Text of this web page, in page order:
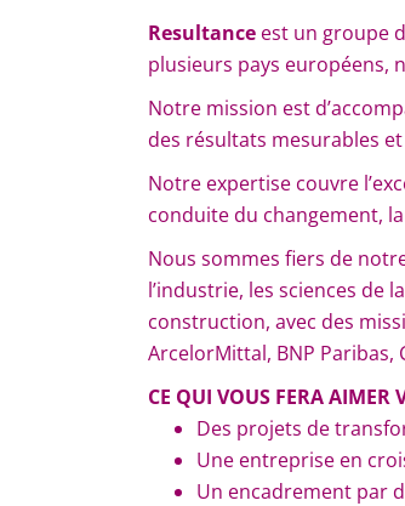
Resultance est un groupe
plusieurs pays européens,
Notre mission est
des résultats mesurables
Notre expertise couvre
conduite du changement,
Nous sommes fiers de
l’industrie, les sciences de
construction, avec des
ArcelorMittal, BNP
CE QUI VOUS FERA AIMER
Des projets de
Une entreprise en
Un encadrement par